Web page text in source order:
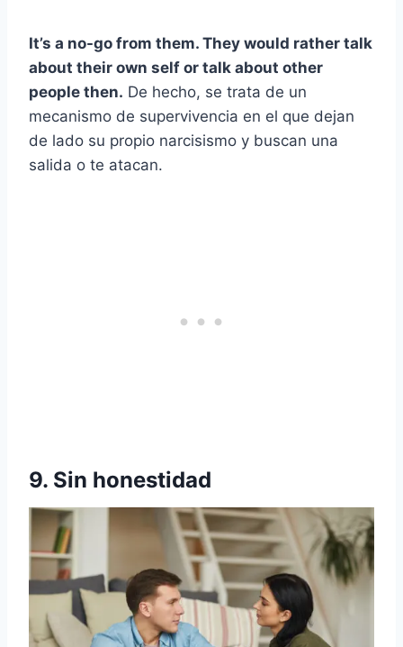
It’s a no-go from them. They would rather talk
about their own self or talk about other
people then. De hecho, se trata de un
mecanismo de supervivencia en el que dejan
de lado su propio narcisismo y buscan una
salida o te atacan.
9. Sin honestidad